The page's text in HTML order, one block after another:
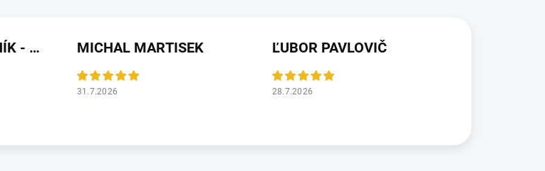
OVERENÝ ZÁKAZNÍK - HEUREKA MICHAL MARTISEK
31.7.2026
ĽUBOR PAVLOVIČ
28.7.2026